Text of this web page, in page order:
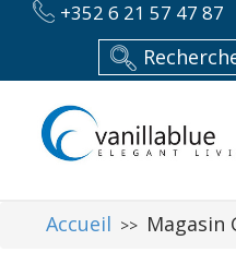
+352 6 21 57 47 87
Accueil >> Magasin